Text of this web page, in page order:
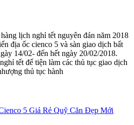
lịch nghỉ tết nguyên đán năm 2018
địa ốc cienco 5 và sàn giao dịch bất
14/02- đến hết ngày 20/02/2018.
tết để tiện làm các thủ tục giao dịch
thủ tục hành